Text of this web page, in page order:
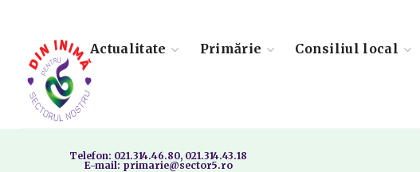
Actualitate Primărie Consiliul local
Telefon: 021.314.46.80, 021.314.43.18
E-mail: primarie@sector5.ro